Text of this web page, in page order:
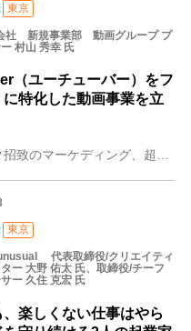
東京
社 新規事業部 動画グループ プ
村山 秀幸 氏
（ユーチューバー）をフ
特化した動画事業を立
東京
代表取締役/クリエイティ
ー 大野 佑太 氏、取締役/チーフ
ー 久住 克宏 氏
楽しくない仕事はやら